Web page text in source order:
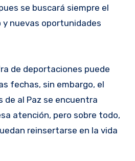
se buscará siempre el
y nuevas oportunidades
de deportaciones puede
fechas, sin embargo, el
de al Paz se encuentra
atención, pero sobre todo,
reinsertarse en la vida